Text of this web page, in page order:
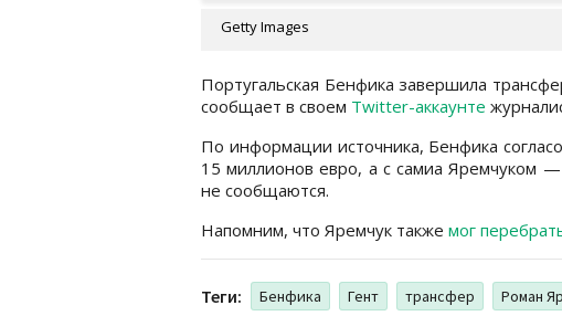
Getty Images
Португальская Бенфика завершила
сообщает в своем Twitter-аккаунте
По информации источника, Бенфика
15 миллионов евро, а с самиа Яремчуком
не сообщаются.
Напомним, что Яремчук также мог
Теги: Бенфика Гент трансфер Роман